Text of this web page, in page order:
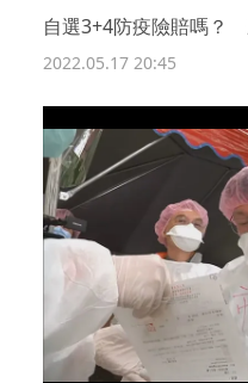
自選3+4防疫險賠嗎？
2022.05.17 20:45